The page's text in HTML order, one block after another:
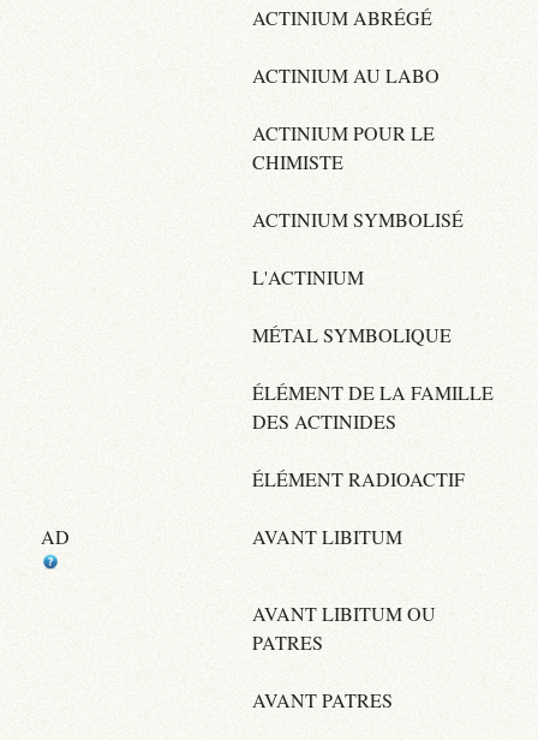
ACTINIUM ABRÉGÉ
ACTINIUM AU LABO
ACTINIUM POUR LE
CHIMISTE
ACTINIUM SYMBOLISÉ
L'ACTINIUM
MÉTAL SYMBOLIQUE
ÉLÉMENT DE LA FAMILLE
DES ACTINIDES
ÉLÉMENT RADIOACTIF
AD AVANT LIBITUM
AVANT LIBITUM OU
PATRES
AVANT PATRES